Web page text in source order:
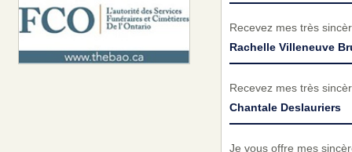
Recevez mes très
Rachelle Villeneuve
Recevez mes très
Chantale Deslauriers
Je vous offre mes